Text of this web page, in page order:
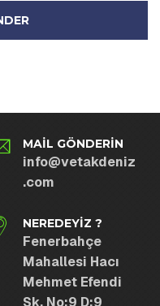
MAIL GÖNDERIN
info@vetakdeniz
.com
NEREDEYIZ ?
Fenerbahçe
Mahallesi Hacı
Mehmet Efendi
Sk. No:9 D:9